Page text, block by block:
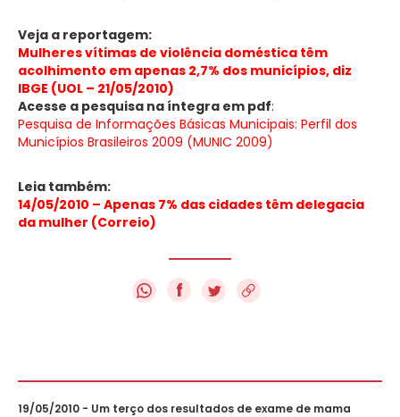
Veja a reportagem:
Mulheres vítimas de violência doméstica têm
acolhimento em apenas 2,7% dos municípios, diz
IBGE (UOL – 21/05/2010)
Acesse a pesquisa na íntegra em pdf:
Pesquisa de Informações Básicas Municipais: Perfil dos
Municípios Brasileiros 2009 (MUNIC 2009)
Leia também:
14/05/2010 – Apenas 7% das cidades têm delegacia
da mulher (Correio)
f
19/05/2010 - Um terço dos resultados de exame de mama